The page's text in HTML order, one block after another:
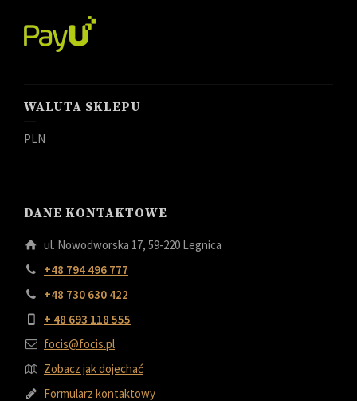
WALUTA SKLEPU
PLN
DANE KONTAKTOWE
ul. Nowodworska 17, 59-220 Legnica
+48 794 496 777
+48 730 630 422
+ 48 693 118 555
focis@focis.pl
Zobacz jak dojechać
Formularz kontaktowy